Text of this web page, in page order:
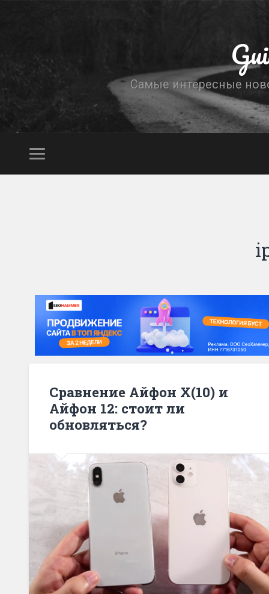
Самые интересные
Сравнение Айфон X(10) и
Айфон 12: стоит ли
обновляться?